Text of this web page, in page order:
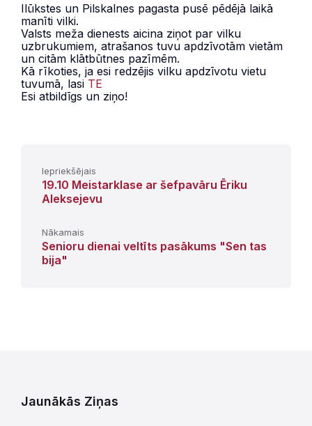
Ilūkstes un Pilskalnes pagasta pusē pēdējā laikā
manīti vilki.
Valsts meža dienests aicina ziņot par vilku
uzbrukumiem, atrašanos tuvu apdzīvotām vietām
un citām klātbūtnes pazīmēm.
Kā rīkoties, ja esi redzējis vilku apdzīvotu vietu
tuvumā, lasi TE
Esi atbildīgs un ziņo!
Iepriekšējais
19.10 Meistarklase ar šefpavāru Ēriku
Aleksejevu
Nākamais
Senioru dienai veltīts pasākums "Sen tas
bija"
Jaunākās Ziņas